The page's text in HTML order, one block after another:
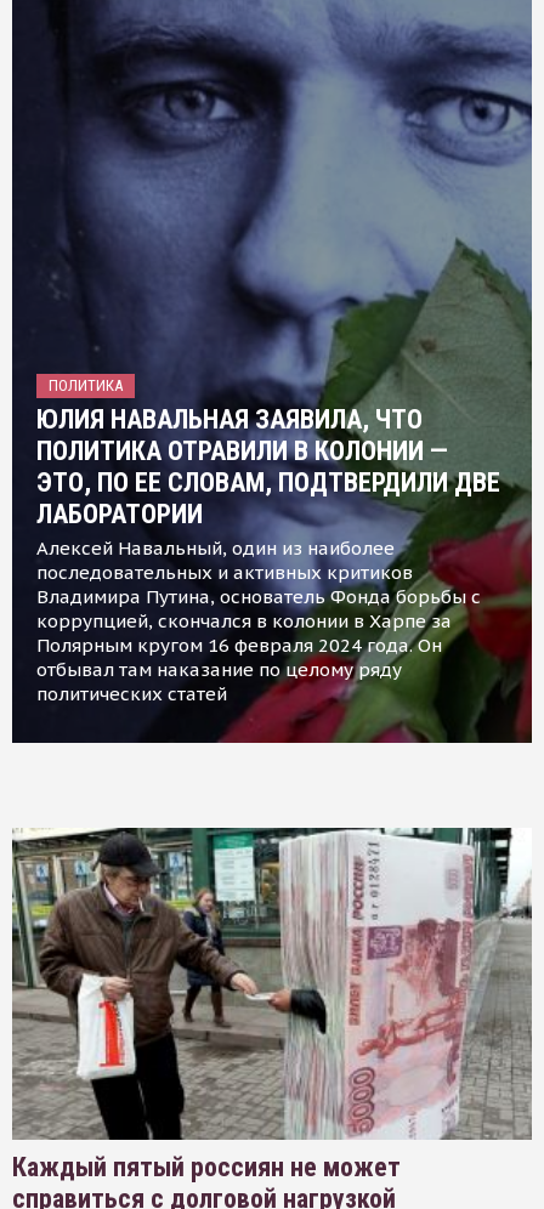
ПОЛИТИКА
ЮЛИЯ НАВАЛЬНАЯ ЗАЯВИЛА, ЧТО
ПОЛИТИКА ОТРАВИЛИ В КОЛОНИИ —
ЭТО, ПО ЕЕ СЛОВАМ, ПОДТВЕРДИЛИ ДВЕ
ЛАБОРАТОРИИ
Алексей Навальный, один из наиболее
последовательных и активных критиков
Владимира Путина, основатель Фонда борьбы с
коррупцией, скончался в колонии в Харпе за
Полярным кругом 16 февраля 2024 года. Он
отбывал там наказание по целому ряду
политических статей
Каждый пятый россиян не может
справиться с долговой нагрузкой